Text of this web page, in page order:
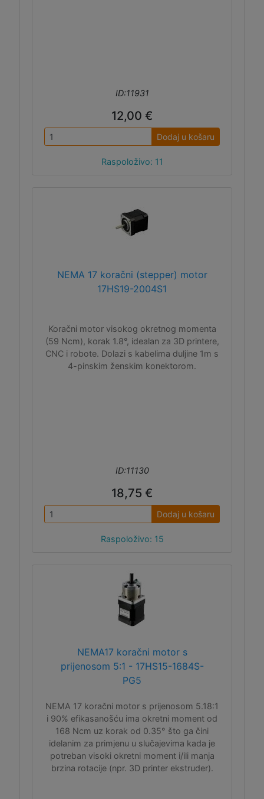
ID:11931
12,00 €
Dodaj u košaru
Raspoloživo: 11
NEMA 17 koračni (stepper) motor
17HS19-2004S1
Koračni motor visokog okretnog momenta
(59 Ncm), korak 1.8°, idealan za 3D printere,
CNC i robote. Dolazi s kabelima duljine 1m s
4-pinskim ženskim konektorom.
ID:11130
18,75 €
Dodaj u košaru
Raspoloživo: 15
NEMA17 koračni motor s
prijenosom 5:1 - 17HS15-1684S-
PG5
NEMA 17 koračni motor s prijenosom 5.18:1
i 90% efikasanošću ima okretni moment od
168 Ncm uz korak od 0.35° što ga čini
idelanim za primjenu u slučajevima kada je
potreban visoki okretni moment i/ili manja
brzina rotacije (npr. 3D printer ekstruder).